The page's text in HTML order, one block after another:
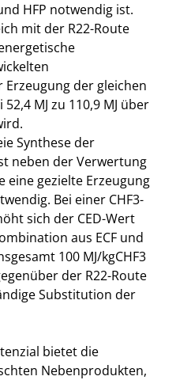
HFP notwendig ist.
mit der R22-Route
Erzeugung der gleichen
MJ zu 110,9 MJ über
Synthese der
neben der Verwertung
eine gezielte Erzeugung
Bei einer CHF3-
sich der CED-Wert
aus ECF und
100 MJ/kgCHF3
der R22-Route
Substitution der
bietet die
Nebenprodukten,